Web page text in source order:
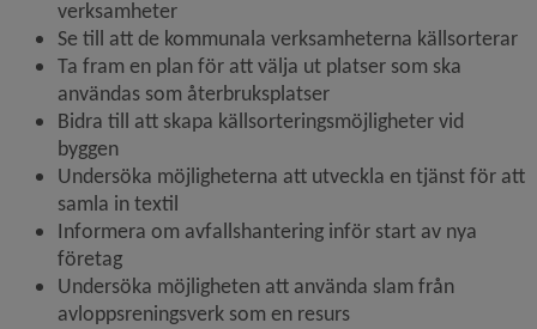
verksamheter
Se till att de kommunala verksamheterna källsorterar
Ta fram en plan för att välja ut platser som ska
användas som återbruksplatser
Bidra till att skapa källsorteringsmöjligheter vid
byggen
Undersöka möjligheterna att utveckla en tjänst för att
samla in textil
Informera om avfallshantering inför start av nya
företag
Undersöka möjligheten att använda slam från
avloppsreningsverk som en resurs